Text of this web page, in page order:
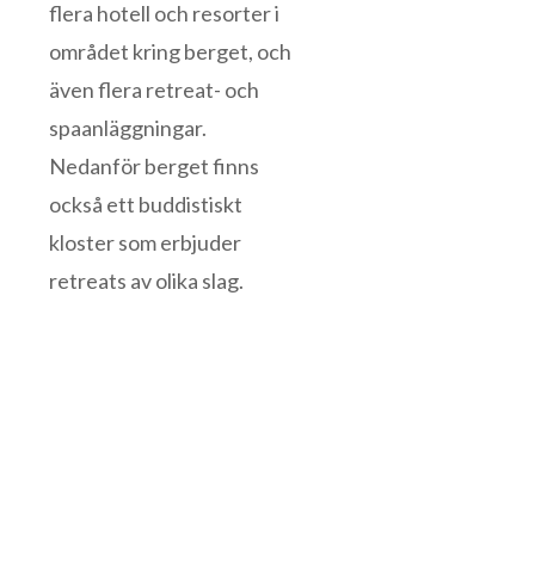
flera hotell och resorter i
området kring berget, och
även flera retreat- och
spaanläggningar.
Nedanför berget finns
också ett buddistiskt
kloster som erbjuder
retreats av olika slag.